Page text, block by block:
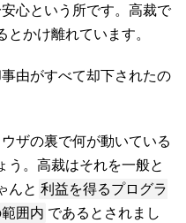
心という所です。高裁で
とかけ離れています。
由がすべて却下されたの
ザの裏で何が動いている
う。高裁はそれを一般と
んと 利益を得るプログラ
囲内 であるとされまし